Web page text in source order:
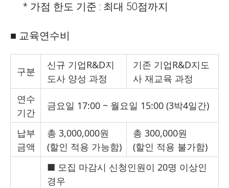
* 가점 한도 기준 : 최대 50점까지
■ 교육연수비
구분
신규 기업R&D지
도사 양성 과정
기존 기업R&D지도
사 재교육 과정
연수
기간
금요일 17:00 ~ 월요일 15:00 (3박4일간)
납부
금액
총 3,000,000원
(할인 적용 가능함)
총 300,000원
(할인 적용 불가함)
■ 모집 마감시 신청인원이 20명 이상인
경우